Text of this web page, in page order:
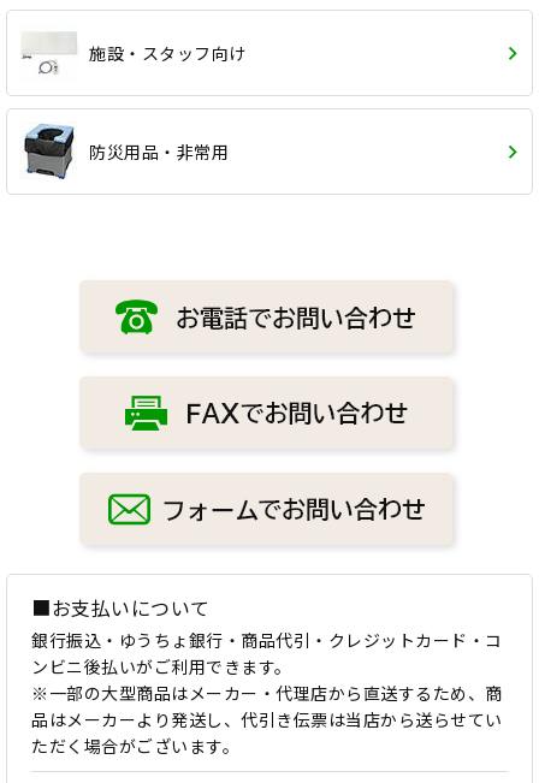
施設・スタッフ向け
防災用品・非常用
■お支払いについて
銀行振込・ゆうちょ銀行・商品代引・クレジットカード・コ
ンビニ後払いがご利用できます。
※一部の大型商品はメーカー・代理店から直送するため、商
品はメーカーより発送し、代引き伝票は当店から送らせてい
ただく場合がございます。